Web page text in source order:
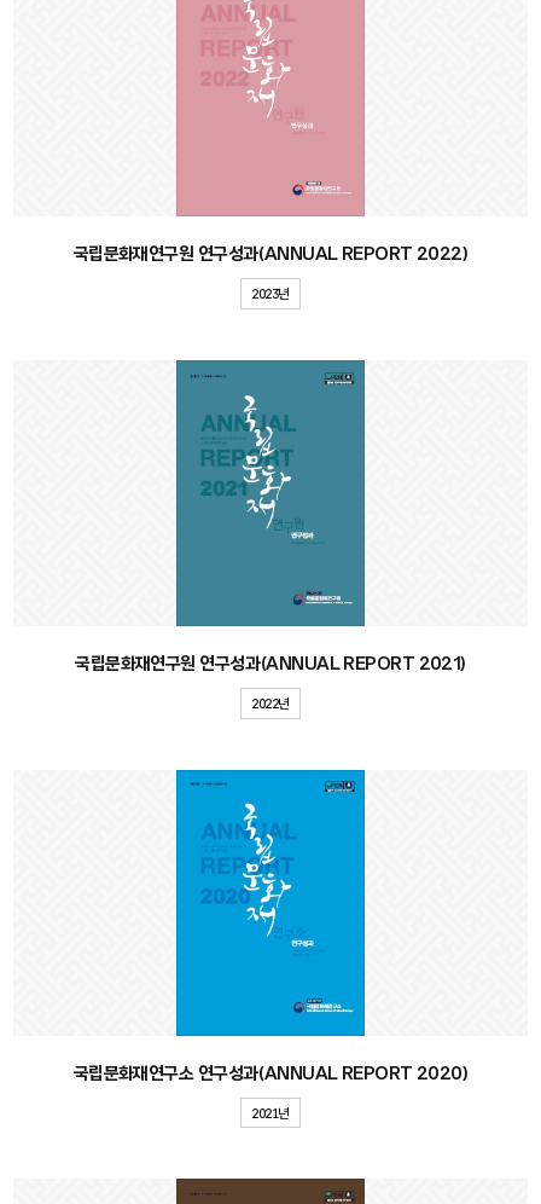
국립문화재연구원 연구성과(ANNUAL REPORT 2022)
2023년
국립문화재연구원 연구성과(ANNUAL REPORT 2021)
2022년
국립문화재연구소 연구성과(ANNUAL REPORT 2020)
2021년